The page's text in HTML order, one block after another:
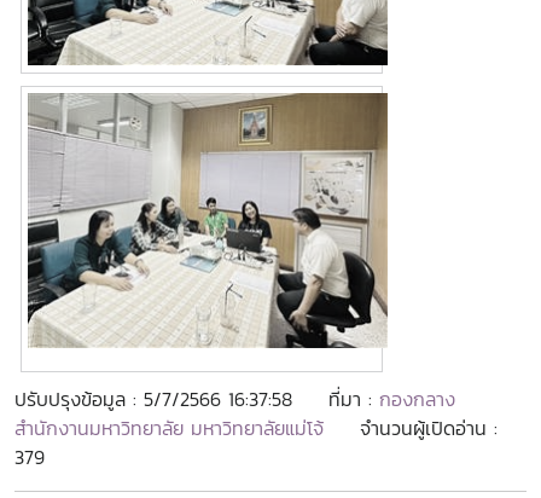
ปรับปรุงข้อมูล : 5/7/2566 16:37:58 ที่มา : กองกลาง
สำนักงานมหาวิทยาลัย มหาวิทยาลัยแม่โจ้
จำนวนผู้เปิดอ่าน :
379